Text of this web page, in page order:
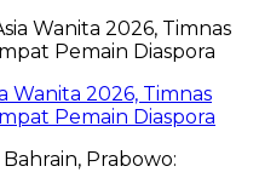
Wanita 2026, Timnas
Pemain Diaspora